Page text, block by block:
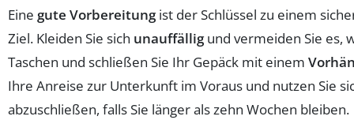
Eine gute Vorbereitungist der Schlüssel zu einem
Ziel. Kleiden Sie sich unauffälligund vermeiden Sie es,
Taschen und schließen Sie Ihr Gepäck mit einem
Ihre Anreise zur Unterkunft im Voraus und nutzen Sie
abzuschließen, falls Sie länger als zehn Wochen bleiben.